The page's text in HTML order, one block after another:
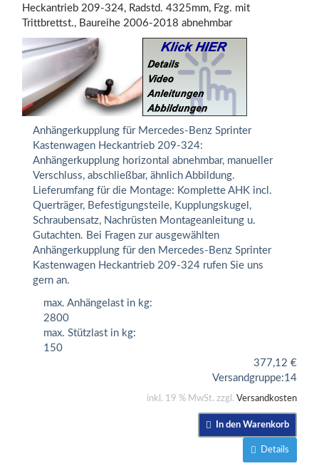
Heckantrieb 209-324, Radstd. 4325mm, Fzg. mit
Trittbrettst., Baureihe 2006-2018 abnehmbar
Anhängerkupplung für Mercedes-Benz Sprinter
Kastenwagen Heckantrieb 209-324:
Anhängerkupplung horizontal abnehmbar, manueller
Verschluss, abschließbar, ähnlich Abbildung.
Lieferumfang für die Montage: Komplette AHK incl.
Querträger, Befestigungsteile, Kupplungskugel,
Schraubensatz, Nachrüsten Montageanleitung u.
Gutachten. Bei Fragen zur ausgewählten
Anhängerkupplung für den Mercedes-Benz Sprinter
Kastenwagen Heckantrieb 209-324 rufen Sie uns
gern an.
max. Anhängelast in kg:
2800
max. Stützlast in kg:
150
377,12 €
Versandgruppe:14
inkl. 19 % MwSt. zzgl. Versandkosten
In den Warenkorb
Details